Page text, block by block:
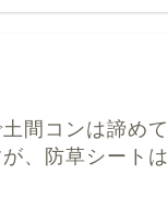
間コンは諦め
、防草シート